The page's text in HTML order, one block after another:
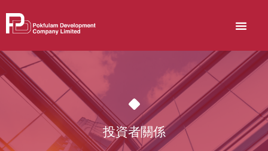
Skip
content
投資者關係